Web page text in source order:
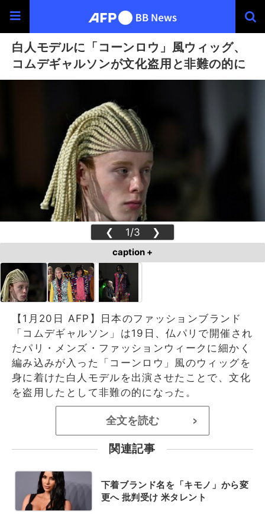
白人モデルに「コーンロウ」風ウィッグ、
コムデギャルソンが文化盗用と非難の的に
❮ 1/3 ❯
caption +
【1月20日 AFP】日本のファッションブランド
「コムデギャルソン」は19日、仏パリで開催され
たパリ・メンズ・ファッションウィークに細かく
編み込みが入った「コーンロウ」風のウィッグを
身に着けた白人モデルを出演させたことで、文化
を盗用したとして非難の的になった。
全文を読む >
関連記事
下着ブランド名を「キモノ」から変
更へ 批判受け 米タレント